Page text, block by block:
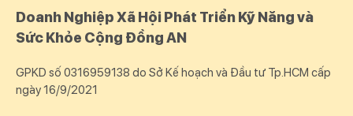
Doanh Nghiệp Xã Hội Phát Triển Kỹ Năng và
Sức Khỏe Cộng Đồng AN
GPKD số 0316959138 do Sở Kế hoạch và Đầu tư Tp.HCM cấp
ngày 16/9/2021